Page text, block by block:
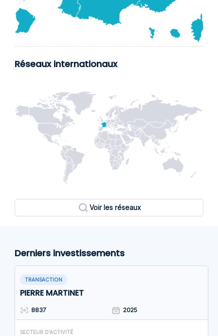
Réseaux internationaux
Voir les réseaux
Derniers investissements
TRANSACTION
PIERRE MARTINET
8837 2025
SECTEUR D'ACTIVITÉ